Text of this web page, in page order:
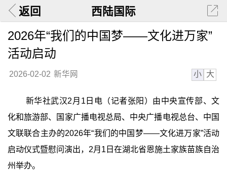
返回 西陆国际
2026年“我们的中国梦——文化进万家”
活动启动
2026-02-02 新华网 小 大
新华社武汉2月1日电（记者张阳）由中央宣传部、文
化和旅游部、国家广播电视总局、中央广播电视总台、中国
文联联合主办的2026年“我们的中国梦——文化进万家”活动
启动仪式暨慰问演出，2月1日在湖北省恩施土家族苗族自治
州举办。